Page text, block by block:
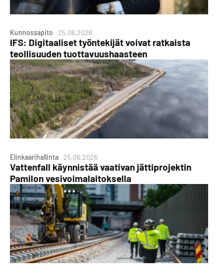
Kunnossapito 25.06.2026
IFS: Digitaaliset työntekijät voivat ratkaista
teollisuuden tuottavuushaasteen
Elinkaarihallinta 25.06.2026
Vattenfall käynnistää vaativan jättiprojektin
Pamilon vesivoimalaitoksella